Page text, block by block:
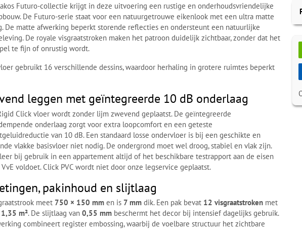
Futuro-collectie krijgt in deze uitvoering een rustige en onderhoudsvriendelijke
De Futuro-serie staat voor een natuurgetrouwe eikenlook met een ultra matte
De matte afwerking beperkt storende reflecties en ondersteunt een natuurlijke
De royale visgraatstroken maken het patroon duidelijk zichtbaar, zonder dat het
te fijn of onrustig wordt.
gebruikt 16 verschillende dessins, waardoor herhaling in grotere ruimtes beperkt
leggen met geïntegreerde 10 dB onderlaag
Click vloer wordt zonder lijm zwevend geplaatst. De geïntegreerde
onderlaag zorgt voor extra loopcomfort en een geteste
van 10 dB. Een standaard losse ondervloer is bij een geschikte en
vlakke basisvloer niet nodig. De ondergrond moet wel droog, stabiel en vlak zijn.
bij gebruik in een appartement altijd of het beschikbare testrapport aan de eisen
voldoet. Click PVC wordt niet door onze legservice geplaatst.
pakinhoud en slijtlaag
meet 750 × 150 mm en is 7 mm dik. Een pak bevat 12 visgraatstroken met
1,35 m². De slijtlaag van0,55 mm beschermt het decor bij intensief dagelijks gebruik.
combineert register embossing, waarbij de voelbare structuur het zichtbare